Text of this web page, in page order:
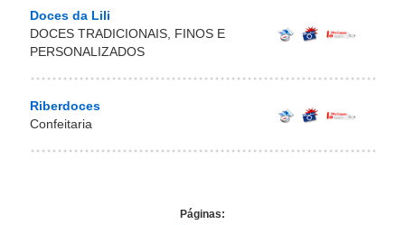
Doces da Lili
DOCES TRADICIONAIS, FINOS E
PERSONALIZADOS
Riberdoces
Confeitaria
Páginas: